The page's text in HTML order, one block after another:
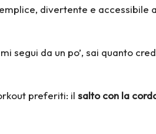
divertente e accessibile
segui da un po’, sai quanto
preferiti: il salto con la